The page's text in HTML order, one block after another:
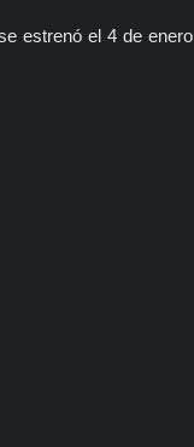
estrenó el 4 de enero